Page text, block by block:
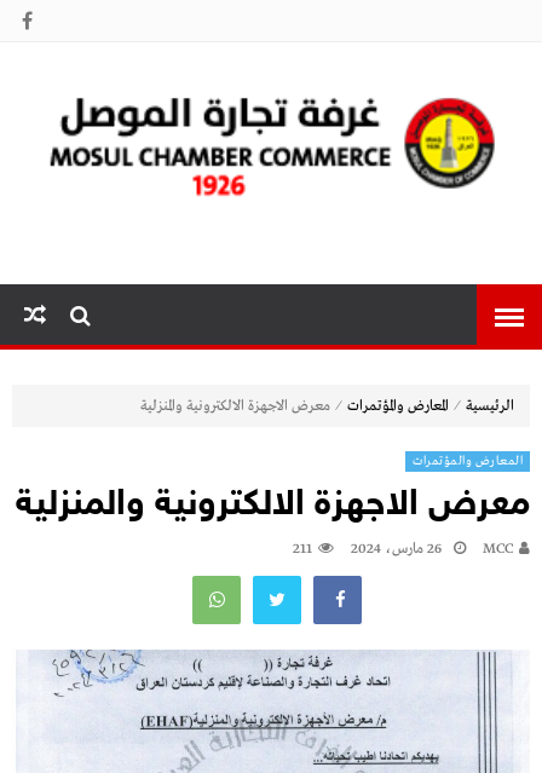
الموصل
الرئيسية ⁄ المعارض والمؤتمرات ⁄ معرض الاجهزة الالكترونية والمنزلية
المعارض والمؤتمرات
معرض الاجهزة الالكترونية والمنزلية
MCC 26 مارس، 2024 211